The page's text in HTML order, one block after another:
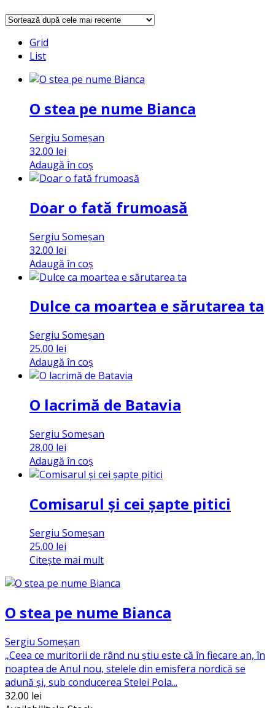
Grid
List
O stea pe nume Bianca
Sergiu Someșan
32.00 lei
Adaugă în coș
Doar o fată frumoasă
Sergiu Someșan
32.00 lei
Adaugă în coș
Dulce ca moartea e sărutarea ta
Sergiu Someșan
25.00 lei
Adaugă în coș
O lacrimă de Batavia
Sergiu Someșan
28.00 lei
Adaugă în coș
Comisarul și cei șapte pitici
Sergiu Someșan
25.00 lei
Citește mai mult
O stea pe nume Bianca
Sergiu Someșan
„Ceea ce muritorii de rând nu știu este că în fiecare an, în
noaptea de Anul nou, stelele din emisfera nordică se
adună și, sub conducerea Stelei Pola...
32.00 lei